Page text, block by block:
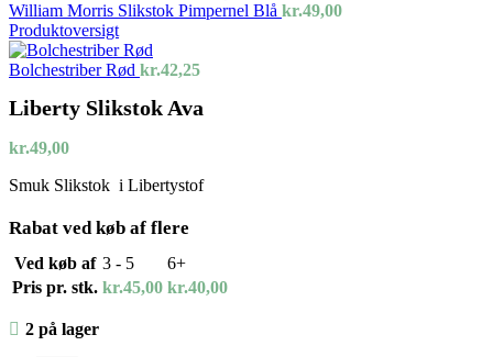
William Morris Slikstok Pimpernel Blå kr.49,00
Produktoversigt
Bolchestriber Rød kr.42,25
Liberty Slikstok Ava
kr.49,00
Smuk Slikstok i Libertystof
Rabat ved køb af flere
Ved køb af 3 - 5
6+
Pris pr. stk. kr.45,00 kr.40,00
2 på lager